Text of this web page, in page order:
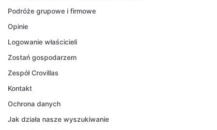
Podróże grupowe i firmowe
Opinie
Logowanie właścicieli
Zostań gospodarzem
Zespół Crovillas
Kontakt
Ochrona danych
Jak działa nasze wyszukiwanie